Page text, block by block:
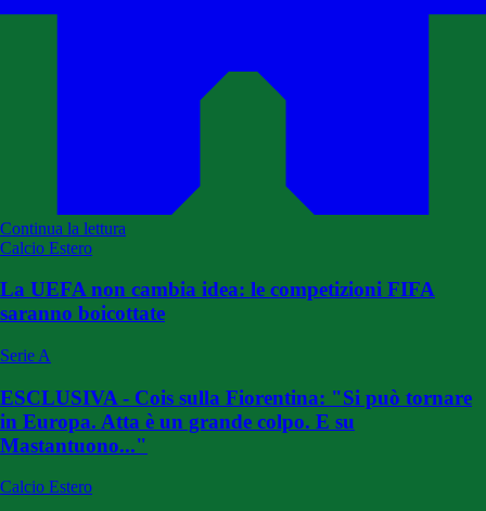
Continua la lettura
Calcio Estero
La UEFA non cambia idea: le competizioni FIFA
saranno boicottate
Serie A
ESCLUSIVA - Cois sulla Fiorentina: "Si può tornare
in Europa. Atta è un grande colpo. E su
Mastantuono..."
Calcio Estero